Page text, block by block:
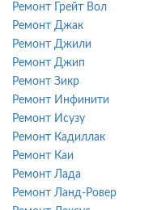
Ремонт Грейт Вол
Ремонт Джак
Ремонт Джили
Ремонт Джип
Ремонт Зикр
Ремонт Инфинити
Ремонт Исузу
Ремонт Кадиллак
Ремонт Каи
Ремонт Лада
Ремонт Ланд-Ровер